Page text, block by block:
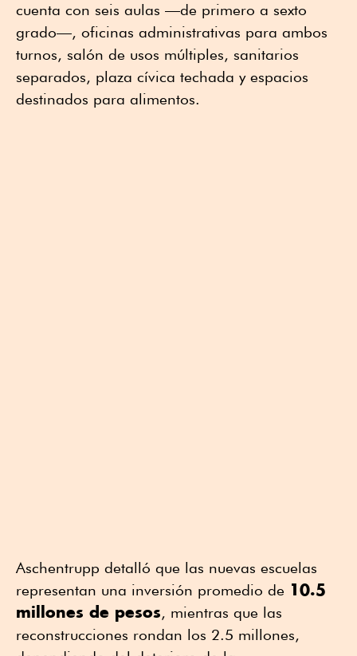
cuenta con seis aulas —de primero a sexto
grado—, oficinas administrativas para ambos
turnos, salón de usos múltiples, sanitarios
separados, plaza cívica techada y espacios
destinados para alimentos.
Aschentrupp detalló que las nuevas escuelas
representan una inversión promedio de 10.5
millones de pesos, mientras que las
reconstrucciones rondan los 2.5 millones,